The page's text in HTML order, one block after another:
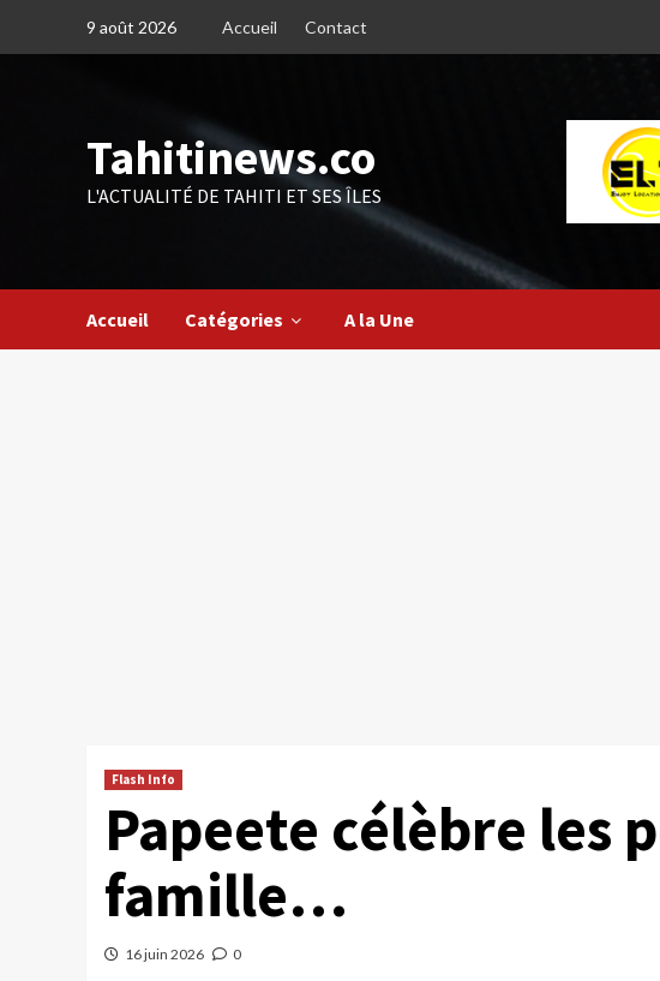
9 août 2026 Accueil Contact
Tahitinews.co
L'ACTUALITÉ DE TAHITI ET SES ÎLES
Accueil Catégories A la Une
Flash Info
Papeete célèbre les
famille…
16 juin 2026 0